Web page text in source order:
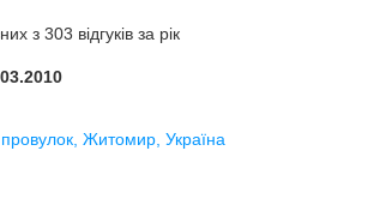
з 303 відгуків за рік
провулок, Житомир, Україна